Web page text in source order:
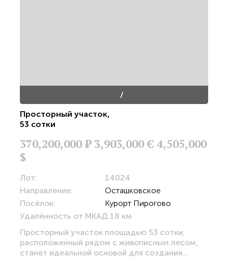
/
Просторный участок,
53 сотки
370,200,000Р 3,903,000 € 4,505,000
$
Лот:
14024
Направление:
Осташковское
Посёлок:
Курорт Пирогово
Удалённость от МКАД:18 км
Просторный участок площадью 53 сотки,
расположенный рядом с живописным лесом,
станет идеальной основой для создания...